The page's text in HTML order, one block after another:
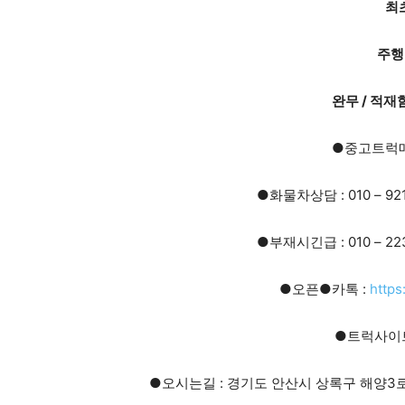
최
주
완무 / 적재
●중고트럭
●화물차상담 : 010 –
●부재시긴급 : 010 –
●오픈●카톡 :
●트럭사
●오시는길 : 경기도 안산시 상록구 해양